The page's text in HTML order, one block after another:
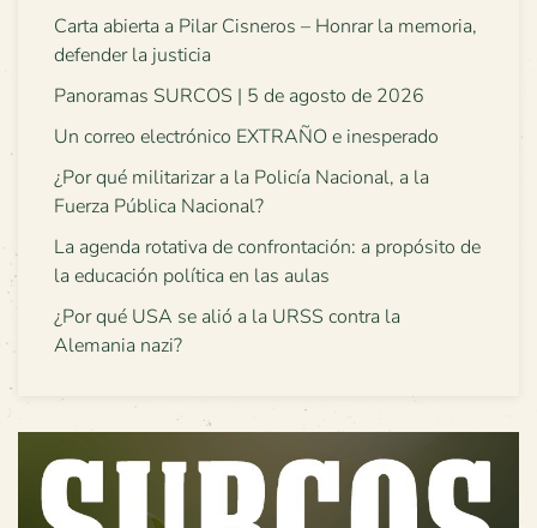
Carta abierta a Pilar Cisneros – Honrar la memoria,
defender la justicia
Panoramas SURCOS | 5 de agosto de 2026
Un correo electrónico EXTRAÑO e inesperado
¿Por qué militarizar a la Policía Nacional, a la
Fuerza Pública Nacional?
La agenda rotativa de confrontación: a propósito de
la educación política en las aulas
¿Por qué USA se alió a la URSS contra la
Alemania nazi?